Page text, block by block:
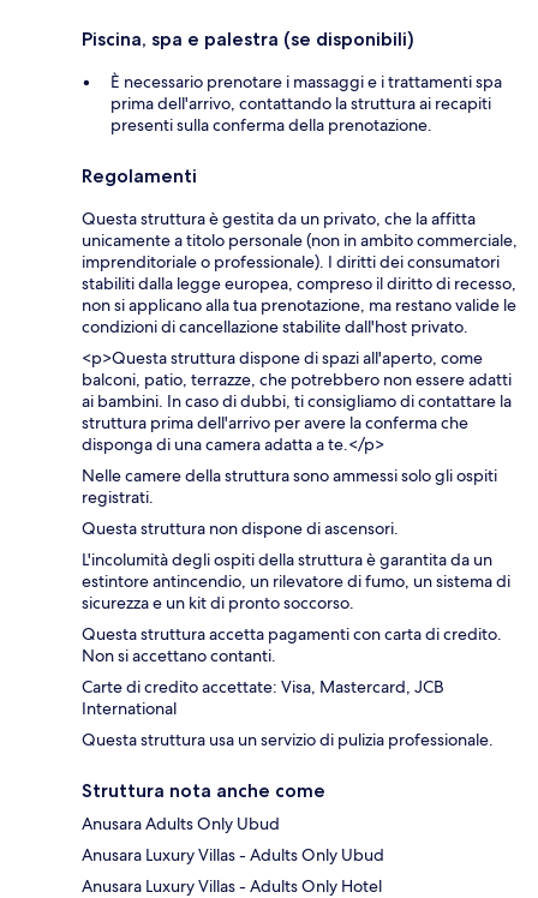
Piscina, spa e palestra (se disponibili)
È necessario prenotare i massaggi e i trattamenti spa
prima dell'arrivo, contattando la struttura ai recapiti
presenti sulla conferma della prenotazione.
Regolamenti
Questa struttura è gestita da un privato, che la affitta
unicamente a titolo personale (non in ambito commerciale,
imprenditoriale o professionale). I diritti dei consumatori
stabiliti dalla legge europea, compreso il diritto di recesso,
non si applicano alla tua prenotazione, ma restano valide le
condizioni di cancellazione stabilite dall'host privato.
<p>Questa struttura dispone di spazi all'aperto, come
balconi, patio, terrazze, che potrebbero non essere adatti
ai bambini. In caso di dubbi, ti consigliamo di contattare la
struttura prima dell'arrivo per avere la conferma che
disponga di una camera adatta a te.</p>
Nelle camere della struttura sono ammessi solo gli ospiti
registrati.
Questa struttura non dispone di ascensori.
L'incolumità degli ospiti della struttura è garantita da un
estintore antincendio, un rilevatore di fumo, un sistema di
sicurezza e un kit di pronto soccorso.
Questa struttura accetta pagamenti con carta di credito.
Non si accettano contanti.
Carte di credito accettate: Visa, Mastercard, JCB
International
Questa struttura usa un servizio di pulizia professionale.
Struttura nota anche come
Anusara Adults Only Ubud
Anusara Luxury Villas - Adults Only Ubud
Anusara Luxury Villas - Adults Only Hotel